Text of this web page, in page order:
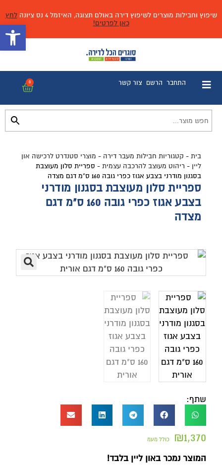
שיפוץ וחבילות מוצרים לשיפוץ דירה באולם תצוגה, האיזמל 4 נס ציונה
לחץ
כאן לפרטים!
התחבר הרשם צור קשר 0
בית - קטגוריות חבילות מעבר דירה - מוצרי סטנדרט לרכישה און
ליין - ריהוט מעוצב להרכבה עצמית - ספריית סלון מעוצבת
בסגנון מודרני בצבע אגוז כפרי גובה 160 ס”מ דגם מצדה
ספריית סלון מעוצבת בסגנון מודרני
בצבע אגוז כפרי גובה 160 ס"מ דגם
מצדה
שתף:
₪1,370 כולל מעמ
המוצר נמכר באון ליין בלבד!